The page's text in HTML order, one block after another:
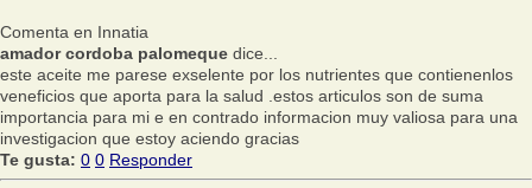
Comenta en Innatia
amador cordoba palomeque dice...
este aceite me parese exselente por los nutrientes que contienenlos
veneficios que aporta para la salud .estos articulos son de suma
importancia para mi e en contrado informacion muy valiosa para una
investigacion que estoy aciendo gracias
Te gusta: 0 0 Responder